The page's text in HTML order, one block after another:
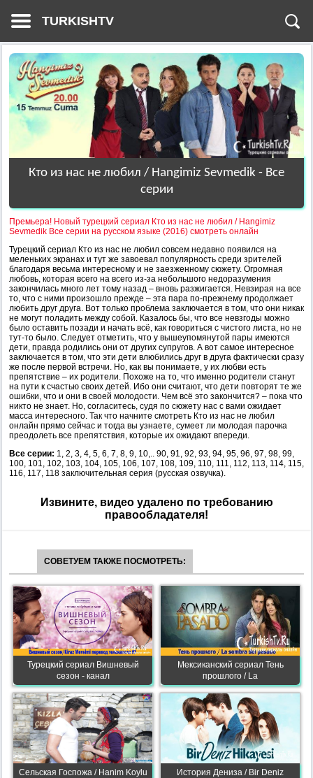
TURKISHTV
Кто из нас не любил / Hangimiz Sevmedik - Все
серии
Премьера! Новый турецкий сериал Кто из нас не любил / Hangimiz
Sevmedik Все серии на русском языке (2016) смотреть онлайн
Турецкий сериал Кто из нас не любил совсем недавно появился на
меленьких экранах и тут же завоевал популярность среди зрителей
благодаря весьма интересному и не заезженному сюжету. Огромная
любовь, которая всего на всего из-за небольшого недоразумения
закончилась много лет тому назад – вновь разжигается. Невзирая на все
то, что с ними произошло прежде – эта пара по-прежнему продолжает
любить друг друга. Вот только проблема заключается в том, что они никак
не могут поладить между собой. Казалось бы, что все невзгоды можно
было оставить позади и начать всё, как говориться с чистого листа, но не
тут-то было. Следует отметить, что у вышеупомянутой пары имеются
дети, правда родились они от других супругов. А вот самое интересное
заключается в том, что эти дети влюбились друг в друга фактически сразу
же после первой встречи. Но, как вы понимаете, у их любви есть
препятствие – их родители. Похоже на то, что именно родители станут
на пути к счастью своих детей. Ибо они считают, что дети повторят те же
ошибки, что и они в своей молодости. Чем всё это закончится? – пока что
никто не знает. Но, согласитесь, судя по сюжету нас с вами ожидает
масса интересного. Так что начните смотреть Кто из нас не любил
онлайн прямо сейчас и тогда вы узнаете, сумеет ли молодая парочка
преодолеть все препятствия, которые их ожидают впереди.
Все серии: 1, 2, 3, 4, 5, 6, 7, 8, 9, 10,.. 90, 91, 92, 93, 94, 95, 96, 97, 98, 99,
100, 101, 102, 103, 104, 105, 106, 107, 108, 109, 110, 111, 112, 113, 114, 115,
116, 117, 118 заключительная серия (русская озвучка).
Извините, видео удалено по требованию
правообладателя!
СОВЕТУЕМ ТАКЖЕ ПОСМОТРЕТЬ:
Турецкий сериал Вишневый
сезон - канал
Мексиканский сериал Тень
прошлого / La
Сельская Госпожа / Hanim Koylu
История Дениза / Bir Deniz